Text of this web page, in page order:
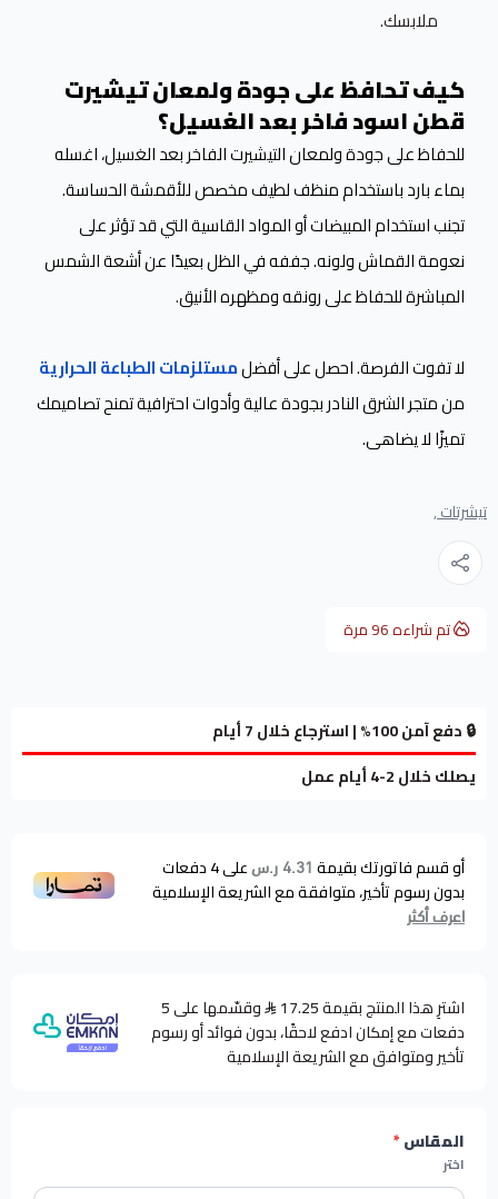
ملابسك.
كيف تحافظ على جودة ولمعان تيشيرت
قطن اسود فاخر بعد الغسيل؟
للحفاظ على جودة ولمعان التيشيرت الفاخر بعد الغسيل، اغسله
بماء بارد باستخدام منظف لطيف مخصص للأقمشة الحساسة.
تجنب استخدام المبيضات أو المواد القاسية التي قد تؤثر على
نعومة القماش ولونه. جففه في الظل بعيدًا عن أشعة الشمس
المباشرة للحفاظ على رونقه ومظهره الأنيق.
لا تفوت الفرصة. احصل على أفضلمستلزمات الطباعة الحرارية
من متجر الشرق النادر بجودة عالية وأدوات احترافية تمنح تصاميمك
تميزًا لا يضاهى.
تيشرتات ,
تم شراءه96مرة
🔒 دفع آمن 100% | استرجاع خلال 7 أيام
يصلك خلال 2-4 أيام عمل
أو قسم فاتورتك بقيمة 4.31 ر.س على4دفعات
بدون رسوم تأخير، متوافقة مع الشريعة الإسلامية
اعرف أكثر
اشترِ هذا المنتج بقيمة 17.25
وقسّمها على 5
دفعات مع إمكان ادفع لاحقًا، بدون فوائد أو رسوم
تأخير ومتوافق مع الشريعة الإسلامية
المقاس*
اختر